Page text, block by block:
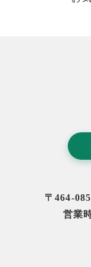
〒464-
営業